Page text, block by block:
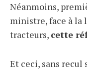
Néanmoins,
ministre, face à la
tracteurs, cette
Et ceci, sans